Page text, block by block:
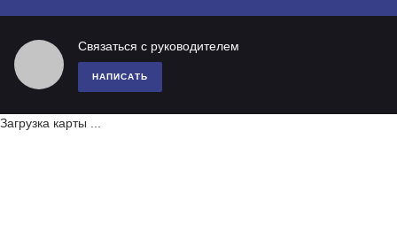
Связаться с руководителем
НАПИСАТЬ
Загрузка карты ...